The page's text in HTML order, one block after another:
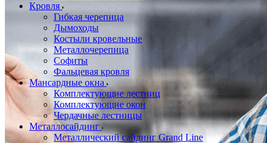
Кровля
Гибкая черепица
Дымоходы
Костыли кровельные
Металлочерепица
Софиты
Фальцевая кровля
Мансардные окна
Комплектующие лестниц
Комплектующие окон
Чердачные лестницы
Металлосайдинг
Металлический сайдинг Grand Line